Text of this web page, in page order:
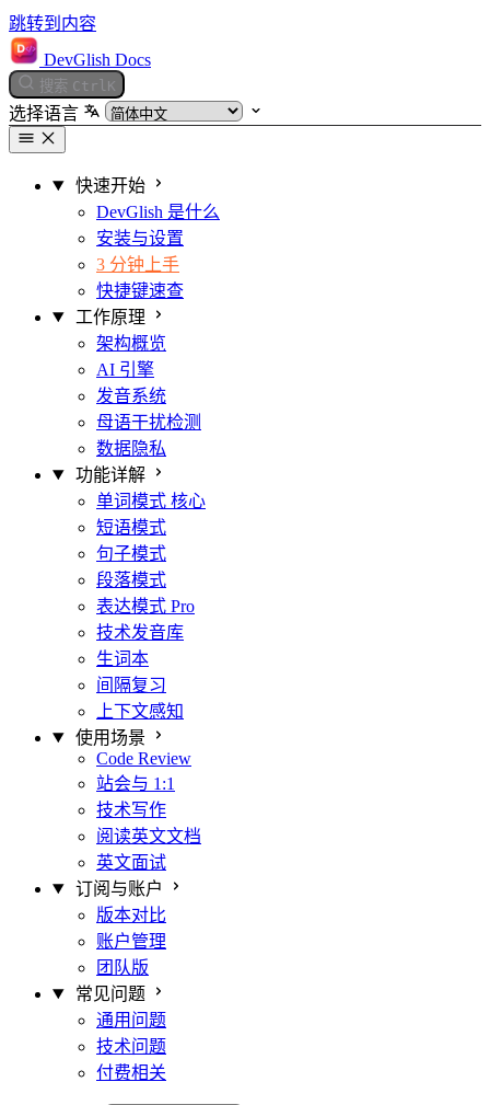
跳转到内容
DevGlish Docs
搜索 Ctrl K
选择语言
快速开始
DevGlish 是什么
安装与设置
3 分钟上手
快捷键速查
工作原理
架构概览
AI 引擎
发音系统
母语干扰检测
数据隐私
功能详解
单词模式 核心
短语模式
句子模式
段落模式
表达模式 Pro
技术发音库
生词本
间隔复习
上下文感知
使用场景
Code Review
站会与 1:1
技术写作
阅读英文文档
英文面试
订阅与账户
版本对比
账户管理
团队版
常见问题
通用问题
技术问题
付费相关